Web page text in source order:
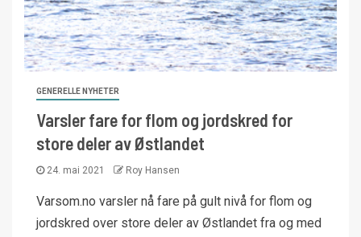
GENERELLE NYHETER
Varsler fare for flom og jordskred for
store deler av Østlandet
24. mai 2021 Roy Hansen
Varsom.no varsler nå fare på gult nivå for flom og
jordskred over store deler av Østlandet fra og med